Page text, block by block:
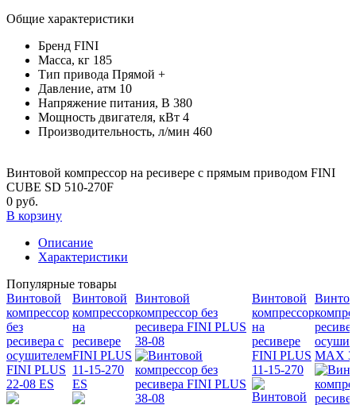
Общие характеристики
Бренд FINI
Масса, кг 185
Тип привода Прямой +
Давление, атм 10
Напряжение питания, В 380
Мощность двигателя, кВт 4
Производительность, л/мин 460
Винтовой компрессор на ресивере с прямым приводом FINI
CUBE SD 510-270F
0 руб.
В корзину
Описание
Характеристики
Популярные товары
Винтовой
компрессор
без
ресивера с
осушителем
FINI PLUS
22-08 ES
Винтовой
компрессор
на
ресивере
FINI PLUS
11-15-270
ES
Винтовой
компрессор без
ресивера FINI PLUS
38-08
Винтовой
компрессор
на
ресивере
FINI PLUS
11-15-270
MAX